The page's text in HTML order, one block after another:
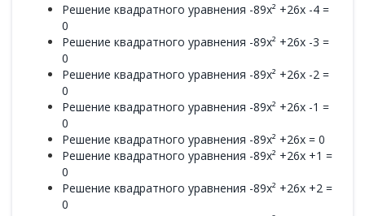
Решение квадратного уравнения -89x² +26x -4 =
0
Решение квадратного уравнения -89x² +26x -3 =
0
Решение квадратного уравнения -89x² +26x -2 =
0
Решение квадратного уравнения -89x² +26x -1 =
0
Решение квадратного уравнения -89x² +26x = 0
Решение квадратного уравнения -89x² +26x +1 =
0
Решение квадратного уравнения -89x² +26x +2 =
0